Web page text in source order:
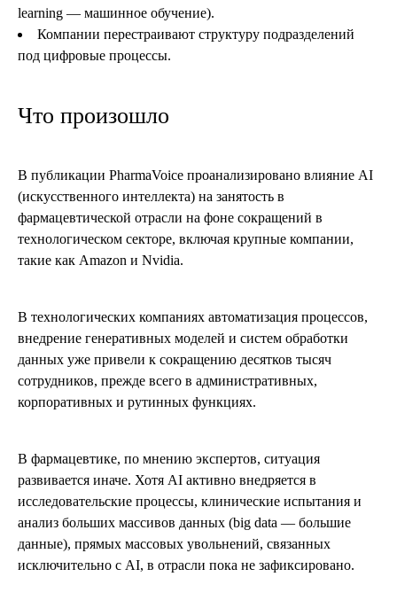
learning — машинное обучение).
Компании перестраивают структуру подразделений
под цифровые процессы.
Что произошло
В публикации PharmaVoice проанализировано влияние AI
(искусственного интеллекта) на занятость в
фармацевтической отрасли на фоне сокращений в
технологическом секторе, включая крупные компании,
такие как Amazon и Nvidia.
В технологических компаниях автоматизация процессов,
внедрение генеративных моделей и систем обработки
данных уже привели к сокращению десятков тысяч
сотрудников, прежде всего в административных,
корпоративных и рутинных функциях.
В фармацевтике, по мнению экспертов, ситуация
развивается иначе. Хотя AI активно внедряется в
исследовательские процессы, клинические испытания и
анализ больших массивов данных (big data — большие
данные), прямых массовых увольнений, связанных
исключительно с AI, в отрасли пока не зафиксировано.